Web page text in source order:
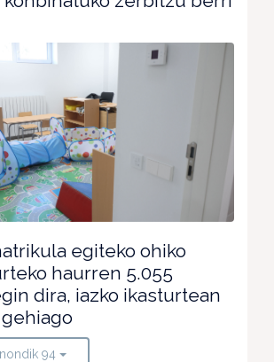
egiteko ohiko
haurren 5.055
dira, iazko ikasturtean
gehiago
94